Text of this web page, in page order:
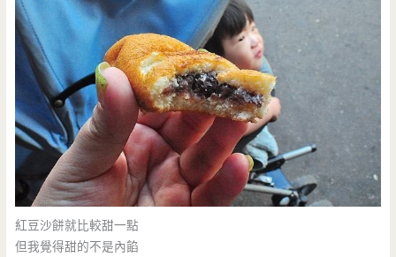
紅豆沙餅就比較甜一點
但我覺得甜的不是內餡